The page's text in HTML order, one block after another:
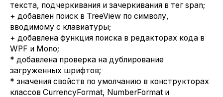
текста, подчеркивания и зачеркивания в тег span;
+ добавлен поиск в TreeView по символу,
вводимому с клавиатуры;
+ добавлена функция поиска в редакторах кода в
WPF и Mono;
* добавлена проверка на дублирование
загруженных шрифтов;
* значения свойств по умолчанию в конструкторах
классов CurrencyFormat, NumberFormat и